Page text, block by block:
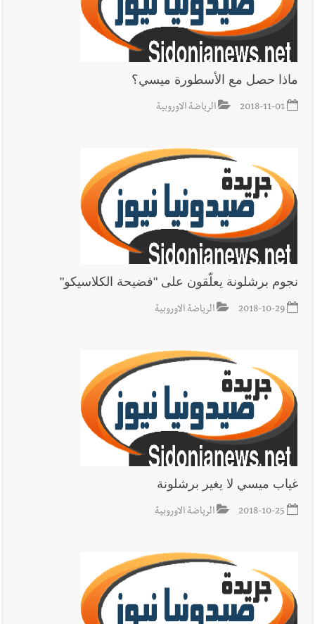
ماذا حصل مع الأسطورة ميسي؟
2018-11-01 الرياضة الاوروبية
نجوم برشلونة يعلّقون على "فضيحة الكلاسيكو"
2018-10-29 الرياضة الاوروبية
غياب ميسي لا يغير برشلونة
2018-10-25 الرياضة الاوروبية